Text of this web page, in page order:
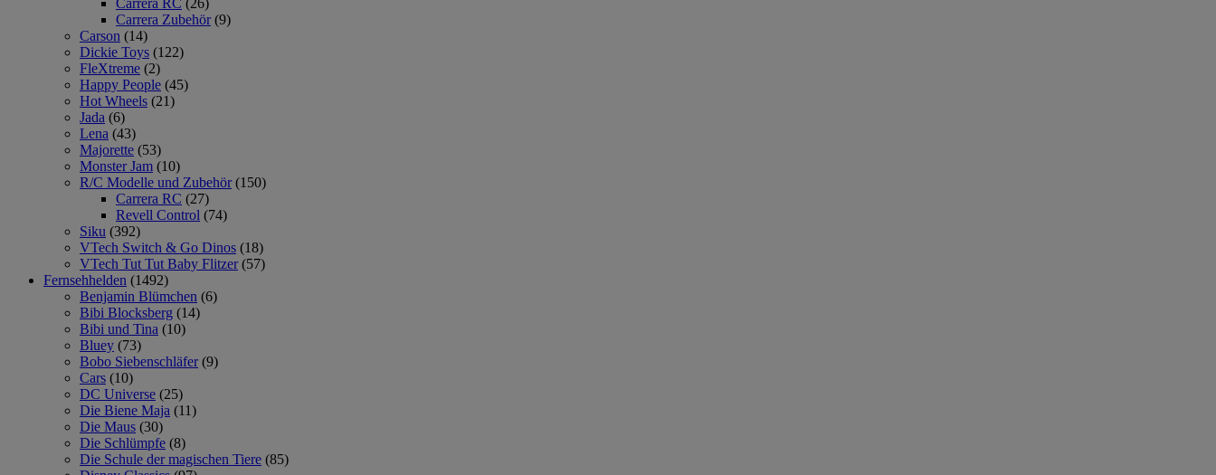
Carrera RC (26)
Carrera Zubehör (9)
Carson (14)
Dickie Toys (122)
FleXtreme (2)
Happy People (45)
Hot Wheels (21)
Jada (6)
Lena (43)
Majorette (53)
Monster Jam (10)
R/C Modelle und Zubehör (150)
Carrera RC (27)
Revell Control (74)
Siku (392)
VTech Switch & Go Dinos (18)
VTech Tut Tut Baby Flitzer (57)
Fernsehhelden (1492)
Benjamin Blümchen (6)
Bibi Blocksberg (14)
Bibi und Tina (10)
Bluey (73)
Bobo Siebenschläfer (9)
Cars (10)
DC Universe (25)
Die Biene Maja (11)
Die Maus (30)
Die Schlümpfe (8)
Die Schule der magischen Tiere (85)